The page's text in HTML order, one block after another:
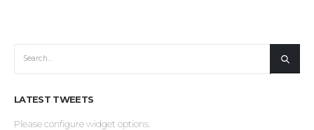
LATEST TWEETS
Please configure widget options.